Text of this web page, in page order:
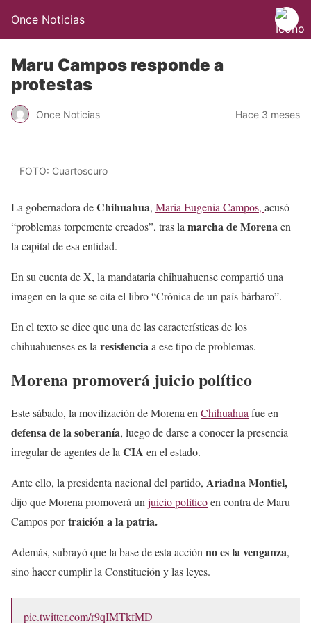
Once Noticias
Maru Campos responde a
protestas
Once Noticias Hace 3 meses
FOTO: Cuartoscuro
La gobernadora deChihuahua, María Eugenia Campos, acusó
“problemas torpemente creados”, tras la marcha de Morenaen
la capital de esa entidad.
En su cuenta de X, la mandataria chihuahuense compartió una
imagen en la que se cita el libro “Crónica de un país bárbaro”.
En el texto se dice que una de las características de los
chihuahuenses es la resistenciaa ese tipo de problemas.
Morena promoverá juicio político
Este sábado, la movilización de Morena en Chihuahua fue en
defensa de la soberanía, luego de darse a conocer la presencia
irregular de agentes de la CIA en el estado.
Ante ello, la presidenta nacional del partido, Ariadna Montiel,
dijo que Morena promoverá un juicio políticoen contra de Maru
Campos portraición a la patria.
Además, subrayó que la base de esta acción no es la venganza,
sino hacer cumplir la Constitución y las leyes.
pic.twitter.com/r9qIMTkfMD